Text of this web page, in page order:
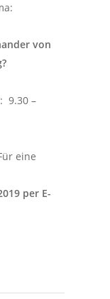
von
9.30 –
eine
per E-